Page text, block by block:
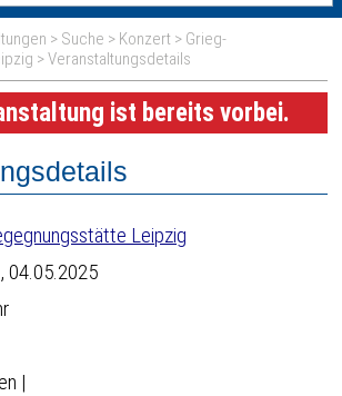
> Suche > Konzert > Grieg-
> Veranstaltungsdetails
ist bereits vorbei.
Leipzig
04.05.2025
|